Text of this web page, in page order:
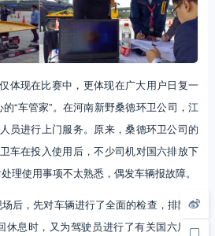
体现在比赛中，更体现在广大用户日复一
“车管家”。在河南新野桑德环卫公司，江
员进行上门服务。原来，桑德环卫公司的
车在投入使用后，不少司机对国六排放下
理使用事项不太熟悉，偶发车辆报故障。
后，先对车辆进行了全面的检查，排除相
休息时，又为驾驶员进行了有关国六后处